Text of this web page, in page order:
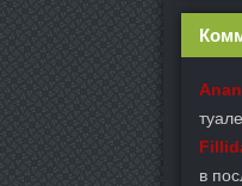
в